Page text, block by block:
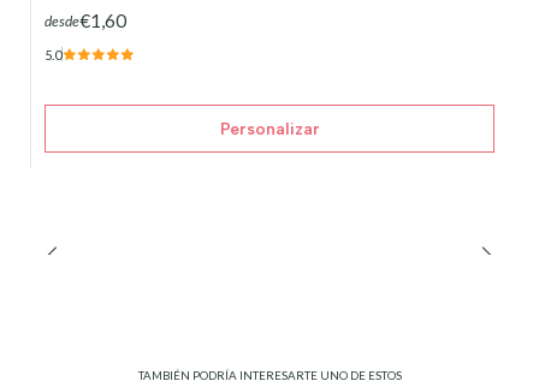
desde€1,60
5.0
Personalizar
TAMBIÉN PODRÍA INTERESARTE UNO DE ESTOS